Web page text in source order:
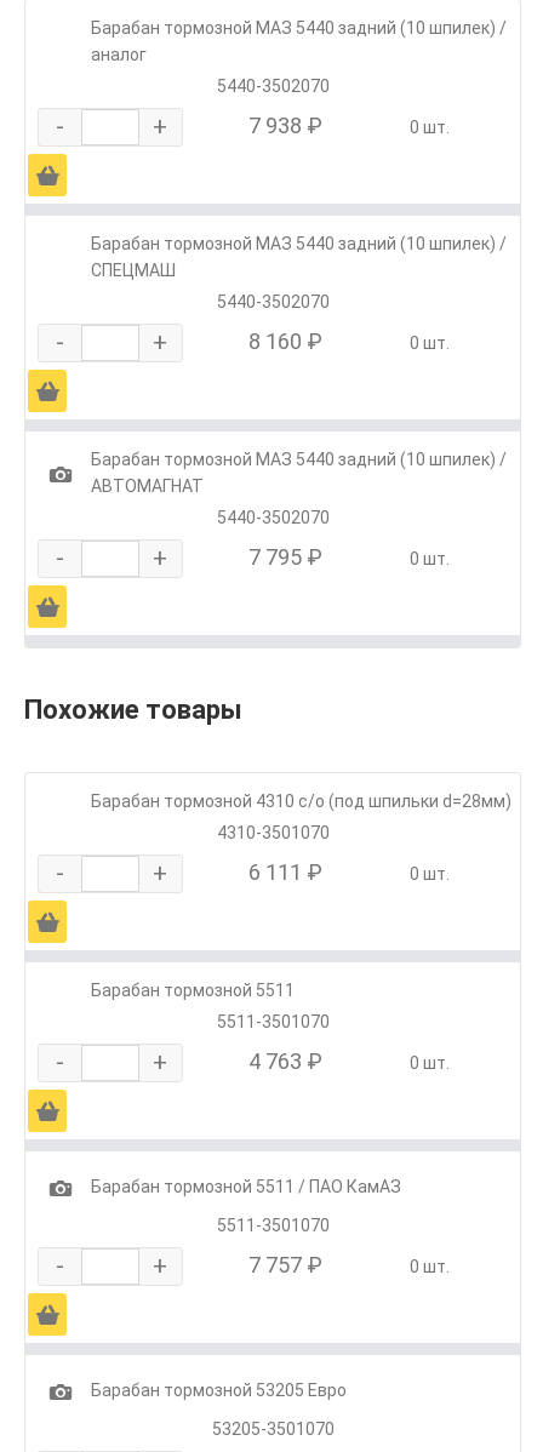
Барабан тормозной МАЗ 5440 задний (10 шпилек) /
аналог
5440-3502070
- + 7 938 ₽ 0 шт.
Ä
Барабан тормозной МАЗ 5440 задний (10 шпилек) /
СПЕЦМАШ
5440-3502070
- + 8 160 ₽ 0 шт.
Ä
1
Барабан тормозной МАЗ 5440 задний (10 шпилек) /
АВТОМАГНАТ
5440-3502070
- + 7 795 ₽ 0 шт.
Ä
Похожие товары
Барабан тормозной 4310 с/о (под шпильки d=28мм)
4310-3501070
- + 6 111 ₽ 0 шт.
Ä
Барабан тормозной 5511
5511-3501070
- + 4 763 ₽ 0 шт.
Ä
1
Барабан тормозной 5511 / ПАО КамАЗ
5511-3501070
- + 7 757 ₽ 0 шт.
Ä
1
Барабан тормозной 53205 Евро
53205-3501070